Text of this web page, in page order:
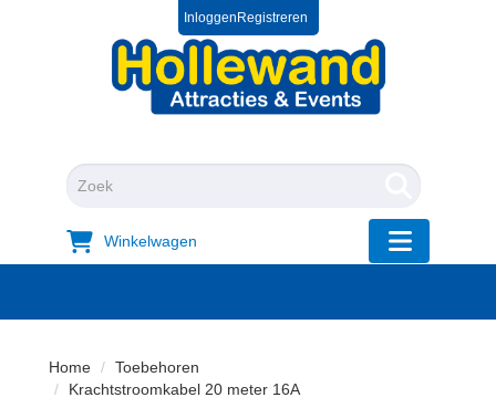
Inloggen Registreren
Winkelwagen
"Toggle
Home
Toebehoren
Krachtstroomkabel 20 meter 16A